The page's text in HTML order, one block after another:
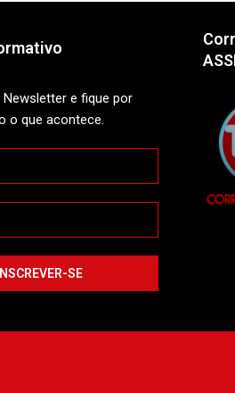
e fique por
o que acontece.